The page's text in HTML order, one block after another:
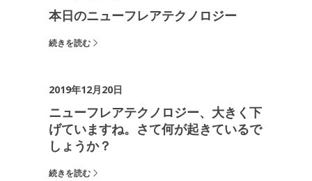
本日のニューフレアテクノロジー
続きを読む
2019年12月20日
ニューフレアテクノロジー、大きく下
げていますね。さて何が起きているで
しょうか？
続きを読む